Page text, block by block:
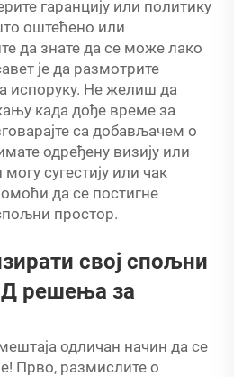
гаранцију или политику
оштећено или
да знате да се може лако
је да размотрите
испоруку. Не желиш да
када дође време за
са добављачем о
одређену визију или
сугестију или чак
да се постигне
простор.
свој спољни
решења за
одличан начин да се
Прво, размислите о